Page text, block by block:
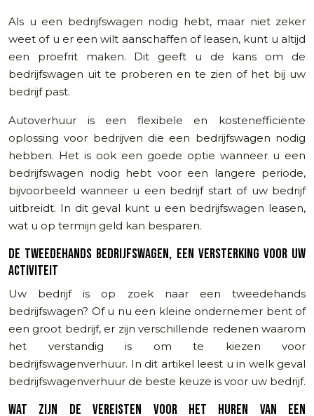
Als u een bedrijfswagen nodig hebt, maar niet zeker
weet of u er een wilt aanschaffen of leasen, kunt u altijd
een proefrit maken. Dit geeft u de kans om de
bedrijfswagen uit te proberen en te zien of het bij uw
bedrijf past.
Autoverhuur is een flexibele en kostenefficiënte
oplossing voor bedrijven die een bedrijfswagen nodig
hebben. Het is ook een goede optie wanneer u een
bedrijfswagen nodig hebt voor een langere periode,
bijvoorbeeld wanneer u een bedrijf start of uw bedrijf
uitbreidt. In dit geval kunt u een bedrijfswagen leasen,
wat u op termijn geld kan besparen.
DE TWEEDEHANDS BEDRIJFSWAGEN, EEN VERSTERKING VOOR UW
ACTIVITEIT
Uw bedrijf is op zoek naar een tweedehands
bedrijfswagen? Of u nu een kleine ondernemer bent of
een groot bedrijf, er zijn verschillende redenen waarom
het verstandig is om te kiezen voor
bedrijfswagenverhuur. In dit artikel leest u in welk geval
bedrijfswagenverhuur de beste keuze is voor uw bedrijf.
WAT ZIJN DE VEREISTEN VOOR HET HUREN VAN EEN